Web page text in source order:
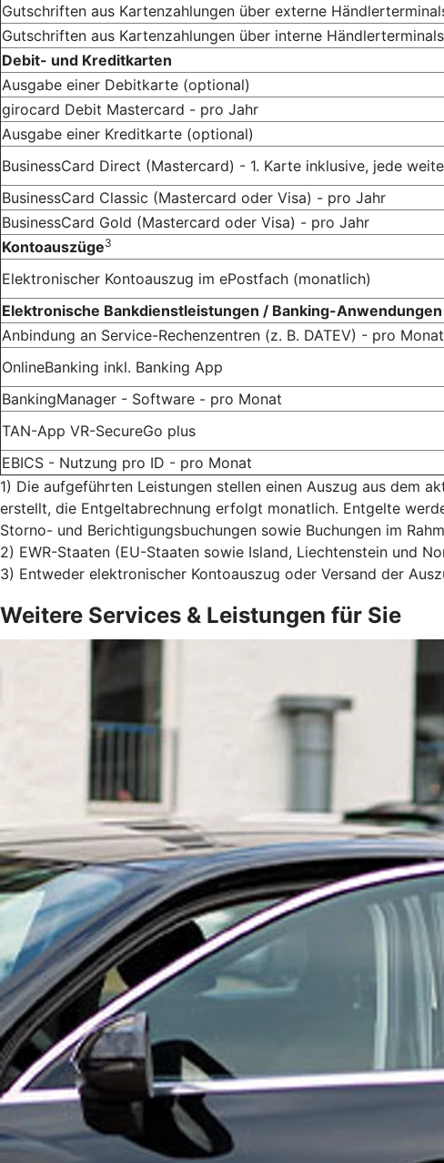
Gutschriften aus Kartenzahlungen über externe
Gutschriften aus Kartenzahlungen über interne Händlerterminals
Debit- und Kreditkarten
Ausgabe einer Debitkarte (optional)
girocard Debit Mastercard - pro Jahr
Ausgabe einer Kreditkarte (optional)
BusinessCard Direct (Mastercard) - 1. Karte inklusive, jede
BusinessCard Classic (Mastercard oder Visa) - pro Jahr
BusinessCard Gold (Mastercard oder Visa) - pro Jahr
Kontoauszüge3
Elektronischer Kontoauszug im ePostfach (monatlich)
Elektronische Bankdienstleistungen / Banking-
Anbindung an Service-Rechenzentren (z. B. DATEV) - pro
OnlineBanking inkl. Banking App
BankingManager - Software - pro Monat
TAN-App VR-SecureGo plus
EBICS - Nutzung pro ID - pro Monat
1) Die aufgeführten Leistungen stellen einen Auszug aus dem
erstellt, die Entgeltabrechnung erfolgt monatlich. Entgelte
Storno- und Berichtigungsbuchungen sowie Buchungen im
2) EWR-Staaten (EU-Staaten sowie Island, Liechtenstein und
3) Entweder elektronischer Kontoauszug oder Versand der
Weitere Services & Leistungen für Sie